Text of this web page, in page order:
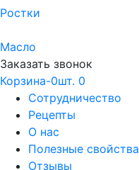
Ростки
Масло
Заказать звонок
Корзина-0шт. 0
Сотрудничество
Рецепты
О нас
Полезные свойства
Отзывы